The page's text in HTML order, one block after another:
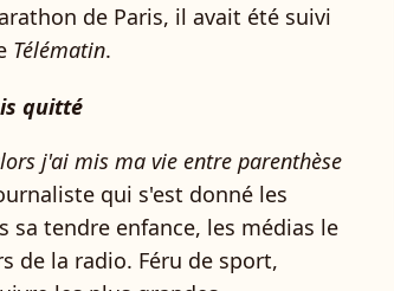
de Paris, il avait été suivi
Télématin.
quitté
j'ai mis ma vie entre parenthèse
qui s'est donné les
sa tendre enfance, les médias le
de la radio. Féru de sport,